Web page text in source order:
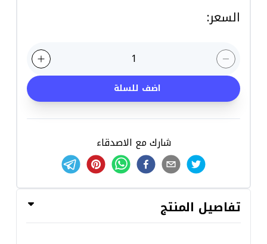
السعر:
1
اضف للسلة
شارك مع الاصدقاء
تفاصيل المنتج